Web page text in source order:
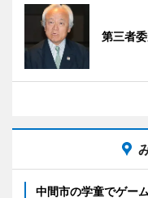
第三者
中間市の学童でゲー